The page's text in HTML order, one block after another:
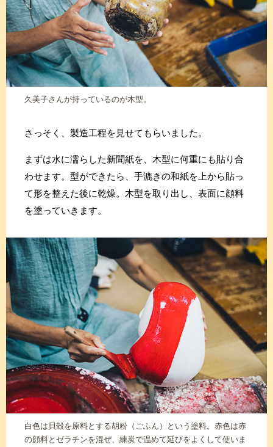
久美子さんが持っているのが木型。
さっそく、製造工程を見せてもらいました。
まずは水に濡らした新聞紙を、木型に何重にも貼り合
わせます。型ができたら、手漉きの和紙を上から貼っ
て形を整えた後に乾燥。木型を取り出し、表面に顔料
を塗っていきます。
白色は貝殻を原料とする胡粉（ごふん）という塗料。赤色は赤
の顔料とゼラチンを混ぜ、練炭で温めて延びをよくして使いま